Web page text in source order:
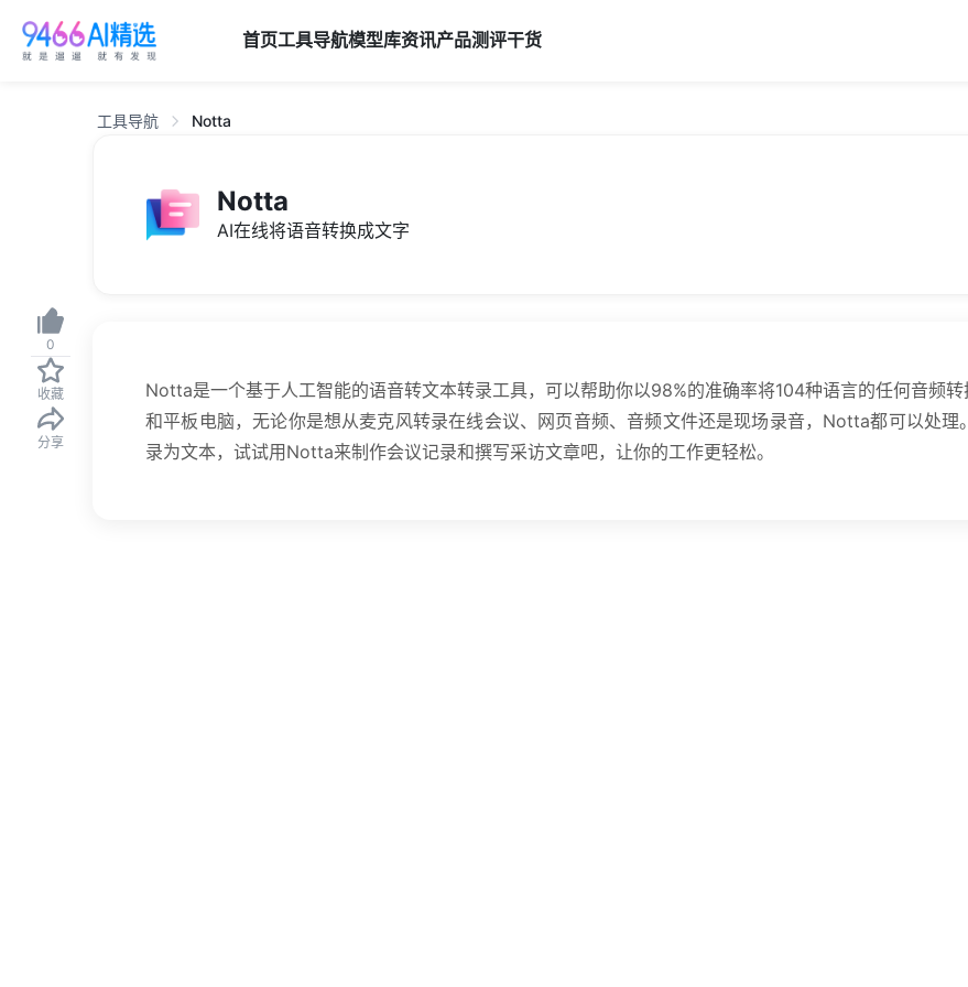
首页工具导航模型库资讯产品测评干货
0
收藏
分享
工具导航 Notta
Notta
AI在线将语音转换成文字
Notta是一个基于人工智能的语音转文本转录工具，可以帮助你以98%的准确率将104种语言的任何音频
和平板电脑，无论你是想从麦克风转录在线会议、网页音频、音频文件还是现场录音，Notta都可以处
录为文本，试试用Notta来制作会议记录和撰写采访文章吧，让你的工作更轻松。